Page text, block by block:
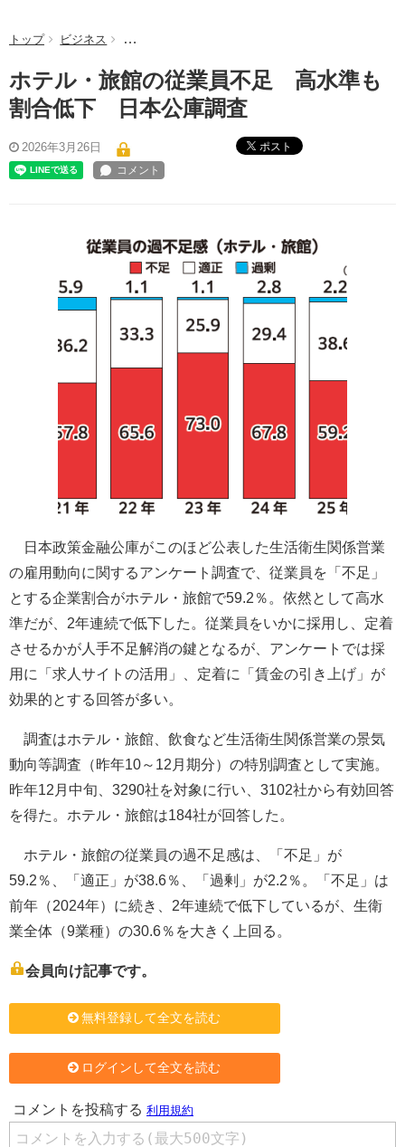
トップ ビジネス ホテル・旅館の従業員不足 高水準も割合低下 日
ホテル・旅館の従業員不足 高水準も
割合低下 日本公庫調査
2026年3月26日 ポスト
日本政策金融公庫がこのほど公表した生活衛生関係営業
の雇用動向に関するアンケート調査で、従業員を「不足」
とする企業割合がホテル・旅館で59.2％。依然として高水
準だが、2年連続で低下した。従業員をいかに採用し、定着
させるかが人手不足解消の鍵となるが、アンケートでは採
用に「求人サイトの活用」、定着に「賃金の引き上げ」が
効果的とする回答が多い。
調査はホテル・旅館、飲食など生活衛生関係営業の景気
動向等調査（昨年10～12月期分）の特別調査として実施。
昨年12月中旬、3290社を対象に行い、3102社から有効回答
を得た。ホテル・旅館は184社が回答した。
ホテル・旅館の従業員の過不足感は、「不足」が
59.2％、「適正」が38.6％、「過剰」が2.2％。「不足」は
前年（2024年）に続き、2年連続で低下しているが、生衛
業全体（9業種）の30.6％を大きく上回る。
会員向け記事です。
無料登録して全文を読む
ログインして全文を読む